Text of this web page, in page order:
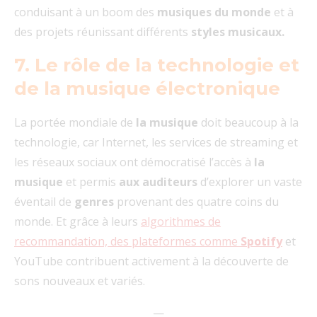
conduisant à un boom des musiques du monde et à
des projets réunissant différents styles musicaux.
7. Le rôle de la technologie et
de la musique électronique
La portée mondiale de la musique doit beaucoup à la
technologie, car Internet, les services de streaming et
les réseaux sociaux ont démocratisé l’accès à la
musique et permis aux auditeurs d’explorer un vaste
éventail de genres provenant des quatre coins du
monde. Et grâce à leurs algorithmes de
recommandation, des plateformes comme Spotify et
YouTube contribuent activement à la découverte de
sons nouveaux et variés.
—